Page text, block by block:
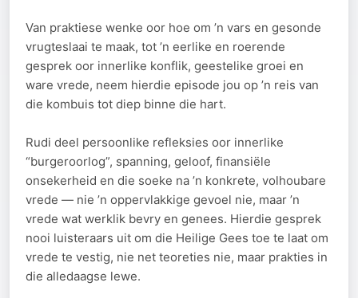
Van praktiese wenke oor hoe om ’n vars en gesonde
vrugteslaai te maak, tot ’n eerlike en roerende
gesprek oor innerlike konflik, geestelike groei en
ware vrede, neem hierdie episode jou op ’n reis van
die kombuis tot diep binne die hart.
Rudi deel persoonlike refleksies oor innerlike
“burgeroorlog”, spanning, geloof, finansiële
onsekerheid en die soeke na ’n konkrete, volhoubare
vrede — nie ’n oppervlakkige gevoel nie, maar ’n
vrede wat werklik bevry en genees. Hierdie gesprek
nooi luisteraars uit om die Heilige Gees toe te laat om
vrede te vestig, nie net teoreties nie, maar prakties in
die alledaagse lewe.